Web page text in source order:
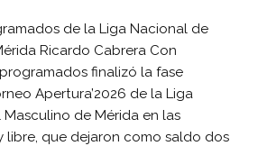
de la Liga Nacional de
Ricardo Cabrera Con
finalizó la fase
Apertura’2026 de la Liga
de Mérida en las
libre, que dejaron como saldo dos